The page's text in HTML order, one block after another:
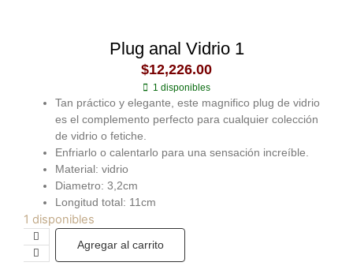
Plug anal Vidrio 1
$12,226.00
1 disponibles
Tan práctico y elegante, este magnifico plug de vidrio
es el complemento perfecto para cualquier colección
de vidrio o fetiche.
Enfriarlo o calentarlo para una sensación increíble.
Material: vidrio
Diametro: 3,2cm
Longitud total: 11cm
1 disponibles
Agregar al carrito